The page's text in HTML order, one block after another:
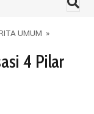
UMUM »
4 Pilar